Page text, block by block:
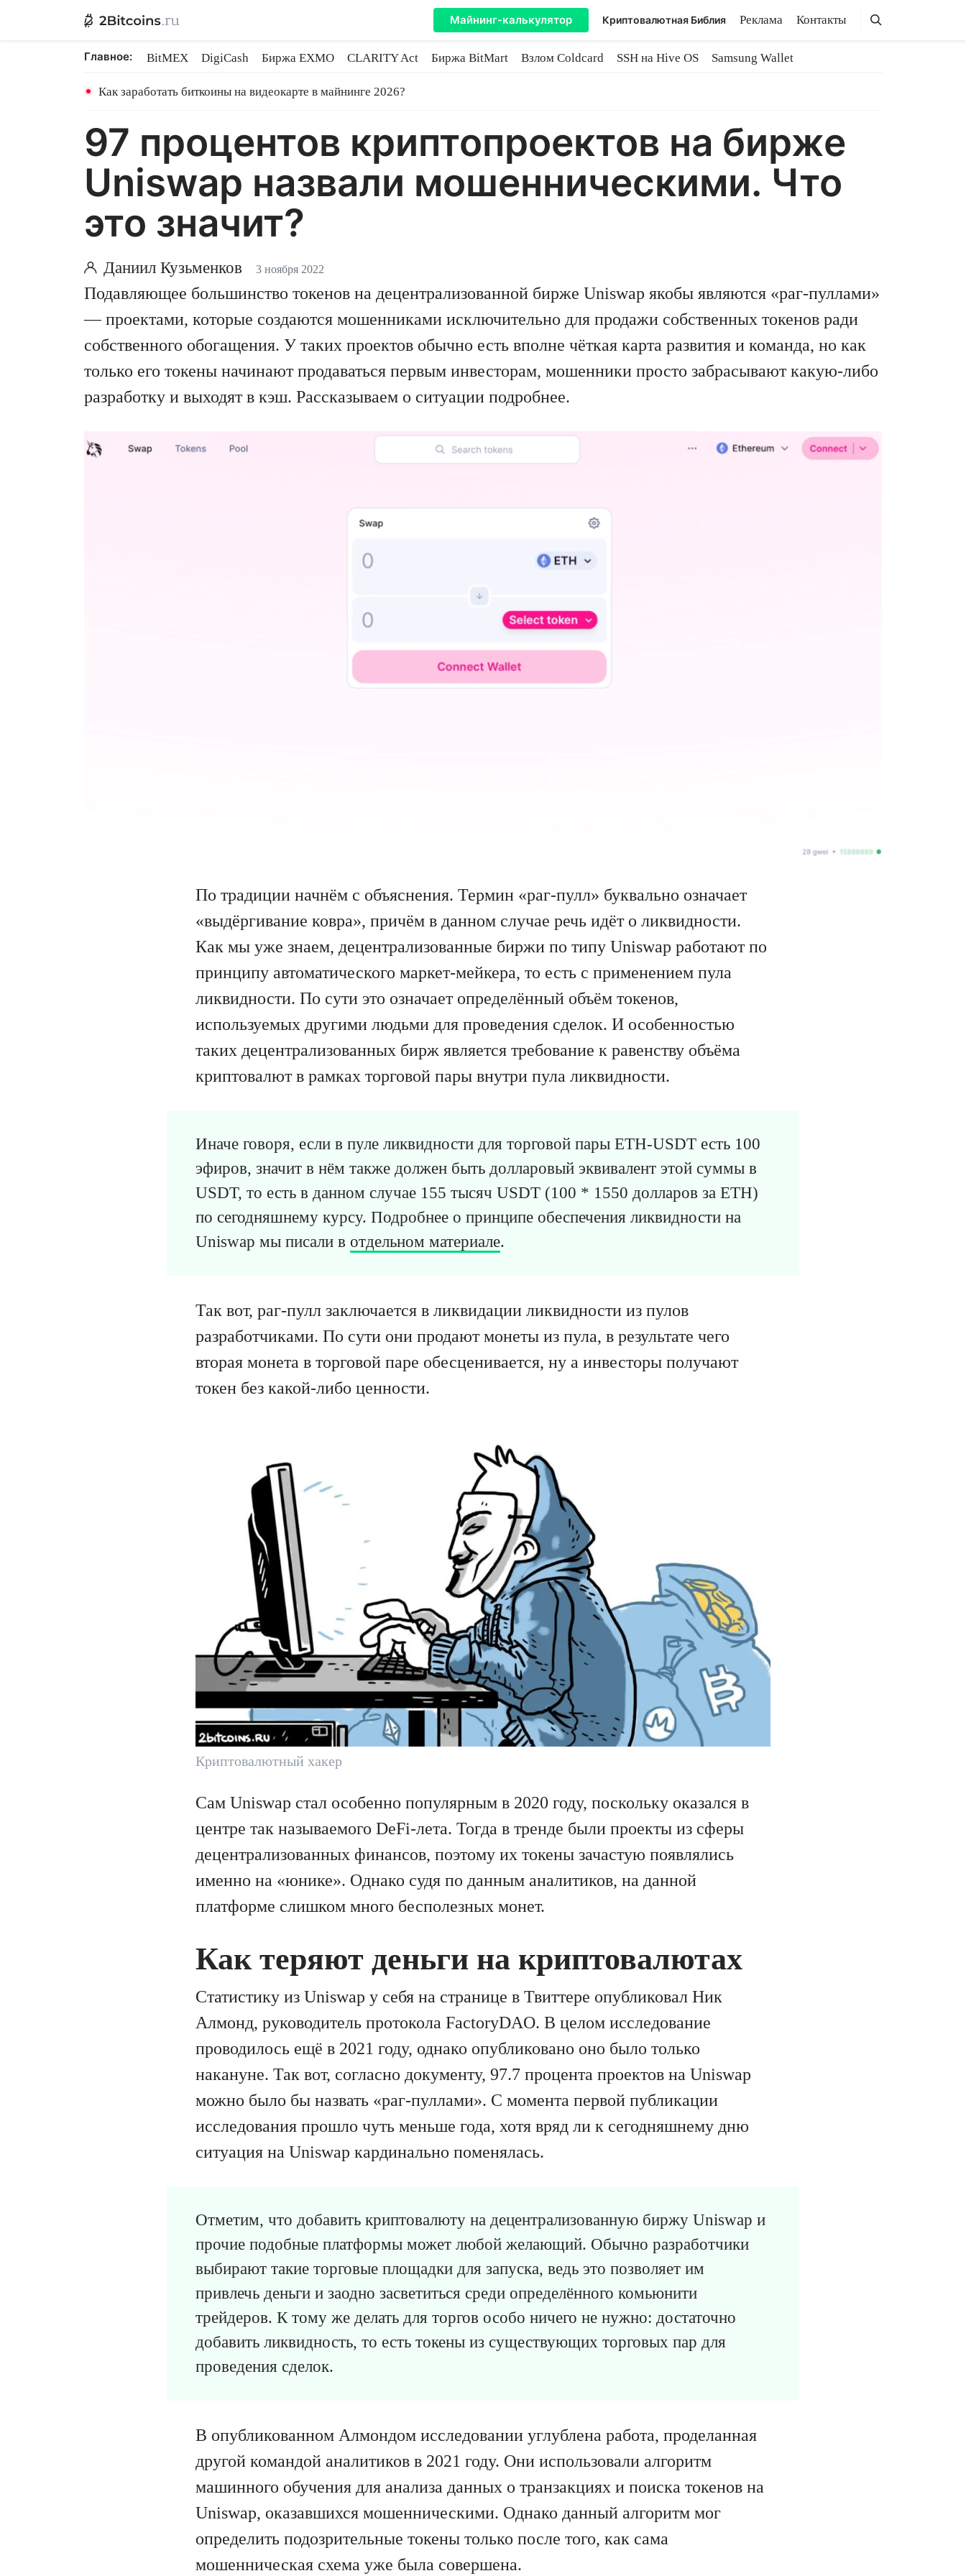
Майнинг-калькулятор Криптовалютная Библия Реклама Контакты Поиск
Поиск
Главное: BitMEX DigiCash Биржа EXMO CLARITY Act Биржа BitMart Взлом Coldcard SSH на Hive OS
Samsung Wallet
Как заработать биткоины на видеокарте в майнинге 2026?
97 процентов криптопроектов на бирже
Uniswap назвали мошенническими. Что
это значит?
Даниил Кузьменков 3 ноября 2022
Подавляющее большинство токенов на децентрализованной бирже Uniswap якобы являются «раг-пуллами»
— проектами, которые создаются мошенниками исключительно для продажи собственных токенов ради
собственного обогащения. У таких проектов обычно есть вполне чёткая карта развития и команда, но как
только его токены начинают продаваться первым инвесторам, мошенники просто забрасывают какую-либо
разработку и выходят в кэш. Рассказываем о ситуации подробнее.
По традиции начнём с объяснения. Термин «раг-пулл» буквально означает
«выдёргивание ковра», причём в данном случае речь идёт о ликвидности.
Как мы уже знаем, децентрализованные биржи по типу Uniswap работают по
принципу автоматического маркет-мейкера, то есть с применением пула
ликвидности. По сути это означает определённый объём токенов,
используемых другими людьми для проведения сделок. И особенностью
таких децентрализованных бирж является требование к равенству объёма
криптовалют в рамках торговой пары внутри пула ликвидности.
Иначе говоря, если в пуле ликвидности для торговой пары ETH-USDT есть 100
эфиров, значит в нём также должен быть долларовый эквивалент этой суммы в
USDT, то есть в данном случае 155 тысяч USDT (100 * 1550 долларов за ETH)
по сегодняшнему курсу. Подробнее о принципе обеспечения ликвидности на
Uniswap мы писали в отдельном материале.
Так вот, раг-пулл заключается в ликвидации ликвидности из пулов
разработчиками. По сути они продают монеты из пула, в результате чего
вторая монета в торговой паре обесценивается, ну а инвесторы получают
токен без какой-либо ценности.
Криптовалютный хакер
Сам Uniswap стал особенно популярным в 2020 году, поскольку оказался в
центре так называемого DeFi-лета. Тогда в тренде были проекты из сферы
децентрализованных финансов, поэтому их токены зачастую появлялись
именно на «юнике». Однако судя по данным аналитиков, на данной
платформе слишком много бесполезных монет.
Как теряют деньги на криптовалютах
Статистику из Uniswap у себя на странице в Твиттере опубликовал Ник
Алмонд, руководитель протокола FactoryDAO. В целом исследование
проводилось ещё в 2021 году, однако опубликовано оно было только
накануне. Так вот, согласно документу, 97.7 процента проектов на Uniswap
можно было бы назвать «раг-пуллами». С момента первой публикации
исследования прошло чуть меньше года, хотя вряд ли к сегодняшнему дню
ситуация на Uniswap кардинально поменялась.
Отметим, что добавить криптовалюту на децентрализованную биржу Uniswap и
прочие подобные платформы может любой желающий. Обычно разработчики
выбирают такие торговые площадки для запуска, ведь это позволяет им
привлечь деньги и заодно засветиться среди определённого комьюнити
трейдеров. К тому же делать для торгов особо ничего не нужно: достаточно
добавить ликвидность, то есть токены из существующих торговых пар для
проведения сделок.
В опубликованном Алмондом исследовании углублена работа, проделанная
другой командой аналитиков в 2021 году. Они использовали алгоритм
машинного обучения для анализа данных о транзакциях и поиска токенов на
Uniswap, оказавшихся мошенническими. Однако данный алгоритм мог
определить подозрительные токены только после того, как сама
мошенническая схема уже была совершена.